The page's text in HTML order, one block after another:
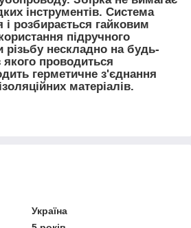
інструментів. Система
і розбирається гайковим
підручного
різьбу нескладно на будь-
якого проводиться
герметичне з'єднання
матеріалів.
Україна